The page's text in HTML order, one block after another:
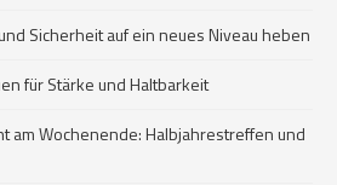
Sicherheit auf ein neues Niveau heben
für Stärke und Haltbarkeit
am Wochenende: Halbjahrestreffen und